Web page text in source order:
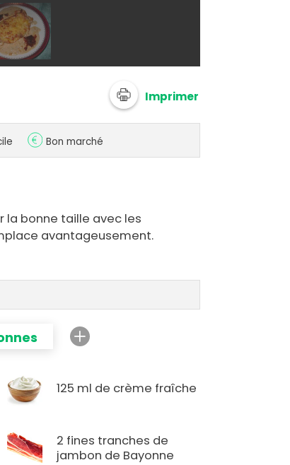
Imprimer
Bon marché
la bonne taille avec les
avantageusement.
125 ml de crème fraîche
2 fines tranches de
jambon de Bayonne